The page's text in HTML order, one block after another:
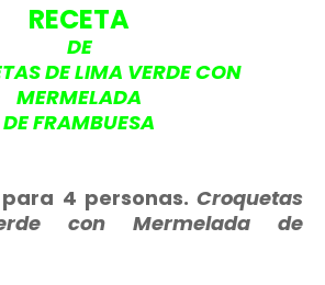
RECETA
DE
DE LIMA VERDE CON
MERMELADA
DE FRAMBUESA
4 personas. Croquetas
con Mermelada de